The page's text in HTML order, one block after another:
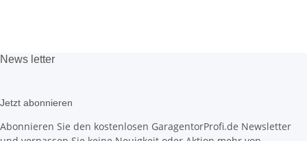
News letter
Jetzt abonnieren
Abonnieren Sie den kostenlosen GaragentorProfi.de Newsletter